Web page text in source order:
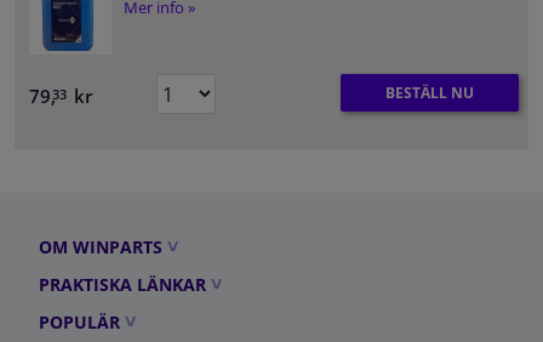
Mer info »
79,33 kr BESTÄLL NU
OM WINPARTS
PRAKTISKA LÄNKAR
POPULÄR